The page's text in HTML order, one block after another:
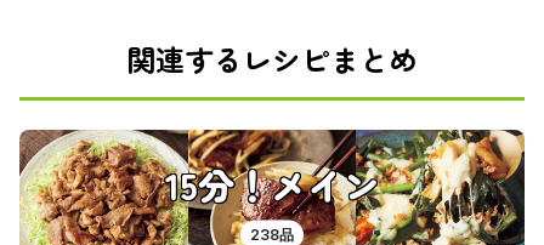
関連するレシピまとめ
15分！メイン
238品